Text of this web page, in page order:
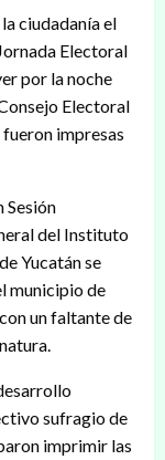
ciudadanía el
Electoral
por la noche
Electoral
impresas
Sesión
del Instituto
Yucatán se
municipio de
un faltante de
sufragio de
imprimir las